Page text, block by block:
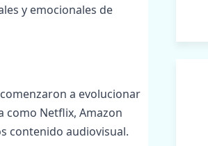
y emocionales de
a evolucionar
como Netflix, Amazon
contenido audiovisual.